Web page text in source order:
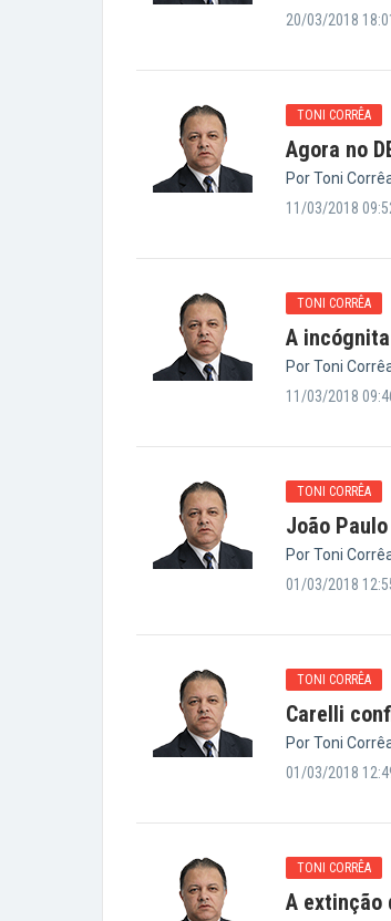
20/03/2018 18:01
TONI CORRÊA
Agora no
Por Toni
11/03/2018
TONI CORRÊA
A
Por Toni
11/03/2018
TONI CORRÊA
João
Por Toni
01/03/2018
TONI CORRÊA
Carelli
Por Toni
01/03/2018
TONI CORRÊA
A extinção